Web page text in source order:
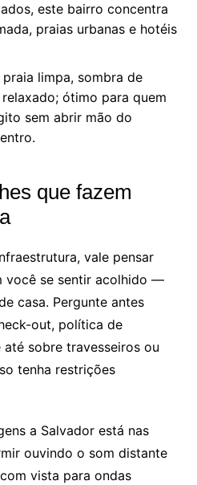
este bairro concentra
praias urbanas e hotéis
limpa, sombra de
ótimo para quem
sem abrir mão do
que fazem
vale pensar
você se sentir acolhido —
casa. Pergunte antes
out, política de
sobre travesseiros ou
tenha restrições
a Salvador está nas
ouvindo o som distante
vista para ondas